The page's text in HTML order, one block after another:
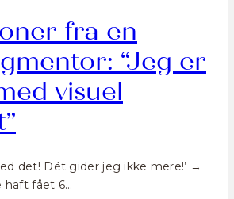
fra en
“Jeg er
visuel
det! Dét gider jeg ikke mere!’ →
haft fået 6…